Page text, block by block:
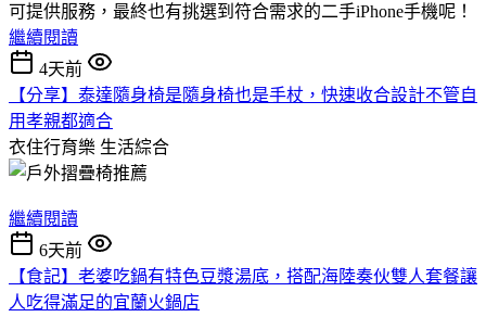
可提供服務，最終也有挑選到符合需求的二手iPhone手機呢！
繼續閱讀
4天前
【分享】泰達隨身椅是隨身椅也是手杖，快速收合設計不管自
用孝親都適合
衣住行育樂 生活綜合
繼續閱讀
6天前
【食記】老婆吃鍋有特色豆漿湯底，搭配海陸奏伙雙人套餐讓
人吃得滿足的宜蘭火鍋店